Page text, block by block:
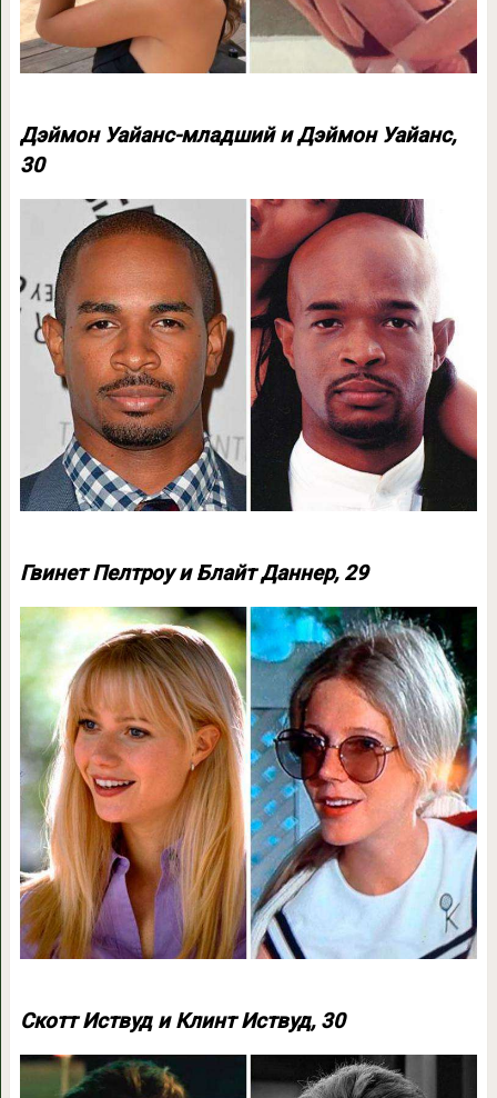
Дэймон Уайанс-младший и Дэймон Уайанс,
30
Гвинет Пелтроу и Блайт Даннер, 29
Скотт Иствуд и Клинт Иствуд, 30